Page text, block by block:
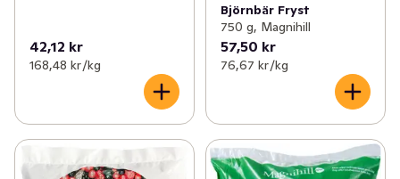
42,12 kr
168,48 kr /kg
Björnbär Fryst
750 g, Magnihill
57,50 kr
76,67 kr /kg